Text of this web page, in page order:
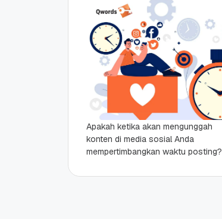
Apakah ketika akan mengunggah
konten di media sosial Anda
mempertimbangkan waktu posting?
sudah tepat. Apalagi untuk konten